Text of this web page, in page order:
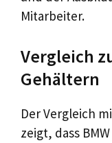
Mitarbeiter.
Vergleich
Gehältern
Der Vergleich
zeigt, dass